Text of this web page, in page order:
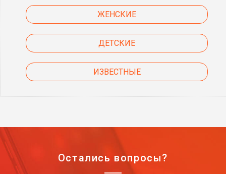
ЖЕНСКИЕ
ДЕТСКИЕ
ИЗВЕСТНЫЕ
Остались вопросы?